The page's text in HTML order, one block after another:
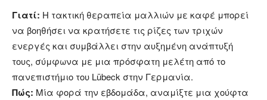
Γιατί: Η τακτική θεραπεία μαλλιών με καφέ μπορεί
να βοηθήσει να κρατήσετε τις ρίζες των τριχών
ενεργές και συμβάλλει στην αυξημένη ανάπτυξή
τους, σύμφωνα με μια πρόσφατη μελέτη από το
πανεπιστήμιο του Lübeck στην Γερμανία.
Πώς: Μία φορά την εβδομάδα, αναμίξτε μια χούφτα